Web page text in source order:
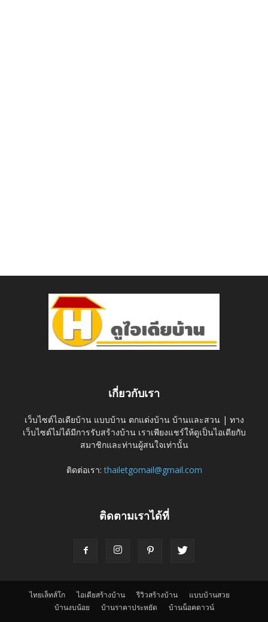
เกี่ยวกับเรา
เว็บไซต์ไอเดียบ้าน แบบบ้าน ตกแต่งบ้าน บ้านและสวน | ทาง
เว็บไซต์ไม่ได้มีการรับสร้างบ้าน เราเพียงแชร์ให้ดูเป็นไอเดียกับ
สมาชิกและท่านผู้สนใจเท่านั้น
ติดต่อเรา:thailetgomail@gmail.com
ติดตามเราได้ที่
ไทยเล็ทส์โก ไอเดียสร้างบ้าน รีวิวสร้างบ้าน
แบบบ้านสวย
บ้านงบน้อย
บ้านราคาประหยัด บ้านน็อคดาวน์